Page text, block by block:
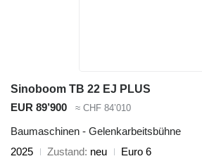
Sinoboom TB 22 EJ PLUS
EUR 89’900
≈ CHF 84’010
Baumaschinen - Gelenkarbeitsbühne
2025
Zustand neu
Euro 6